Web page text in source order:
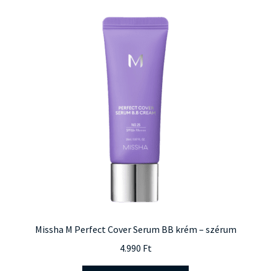
Missha M Perfect Cover Serum BB krém – szérum
4.990 Ft